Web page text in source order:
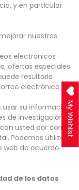
y en particular
nuestros
electrónicos
ofertas especiales
resultarle
electrónico
usar su información
de investigación
usted por correo
Podemos utilizar
web de acuerdo
de los datos
My Wishlist